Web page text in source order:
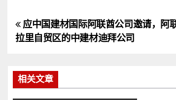
文
章
导
航
应中国建材国际阿联酋公司邀请，阿
拉里自贸区的中建材迪拜公司
相关文章